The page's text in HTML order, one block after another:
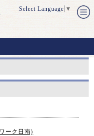
Select Language ▼
ーク日南)